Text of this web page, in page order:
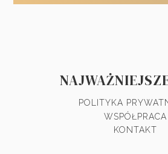
POLITYKA
WSPÓŁPRACA
KONTAKT